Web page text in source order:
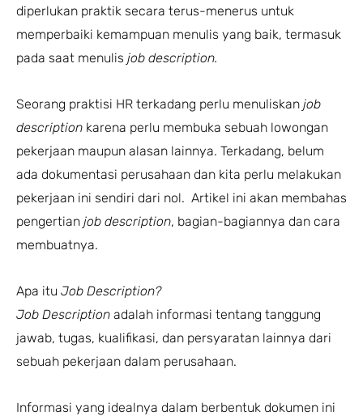
diperlukan praktik secara terus-menerus untuk
memperbaiki kemampuan menulis yang baik, termasuk
pada saat menulis job description.
Seorang praktisi HR terkadang perlu menuliskan job
description karena perlu membuka sebuah lowongan
pekerjaan maupun alasan lainnya. Terkadang, belum
ada dokumentasi perusahaan dan kita perlu melakukan
pekerjaan ini sendiri dari nol. Artikel ini akan membahas
pengertian job description, bagian-bagiannya dan cara
membuatnya.
Apa itu Job Description?
Job Description adalah informasi tentang tanggung
jawab, tugas, kualifikasi, dan persyaratan lainnya dari
sebuah pekerjaan dalam perusahaan.
Informasi yang idealnya dalam berbentuk dokumen ini